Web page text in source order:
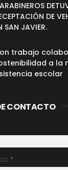
DE
SAN JAVIER.
trabajo
a la
escolar
CONTACTO
*